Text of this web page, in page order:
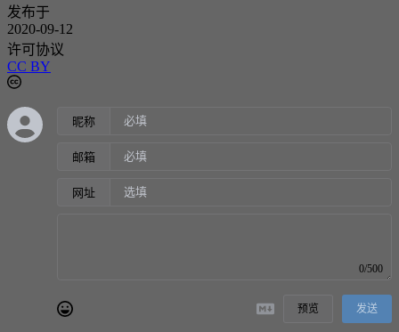
发布于
2020-09-12
许可协议
CC BY
昵称
邮箱
网址
0/500
预览 发送